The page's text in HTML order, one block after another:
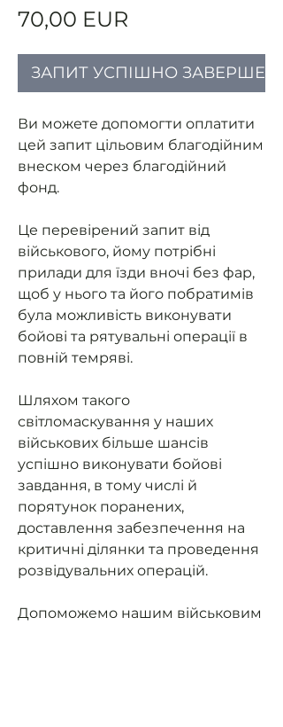
70,00 EUR
ЗАПИТ УСПІШНО
Ви можете допомогти оплатити
цей запит цільовим благодійним
внеском через благодійний
фонд.
Це перевірений запит від
військового, йому потрібні
прилади для їзди вночі без фар,
щоб у нього та його побратимів
була можливість виконувати
бойові та рятувальні операції в
повній темряві.
Шляхом такого
світломаскування у наших
військових більше шансів
успішно виконувати бойові
завдання, в тому числі й
порятунок поранених,
доставлення забезпечення на
критичні ділянки та проведення
розвідувальних операцій.
Допоможемо нашим військовим